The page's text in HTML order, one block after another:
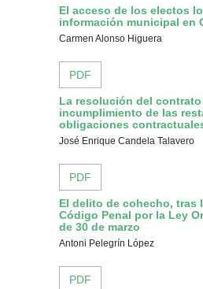
El acceso de los electos
información municipal en
Carmen Alonso Higuera
PDF
La resolución del
incumplimiento de las
obligaciones
José Enrique Candela Talavero
PDF
El delito de cohecho, tras
Código Penal por la Ley
de 30 de marzo
Antoni Pelegrín López
PDF